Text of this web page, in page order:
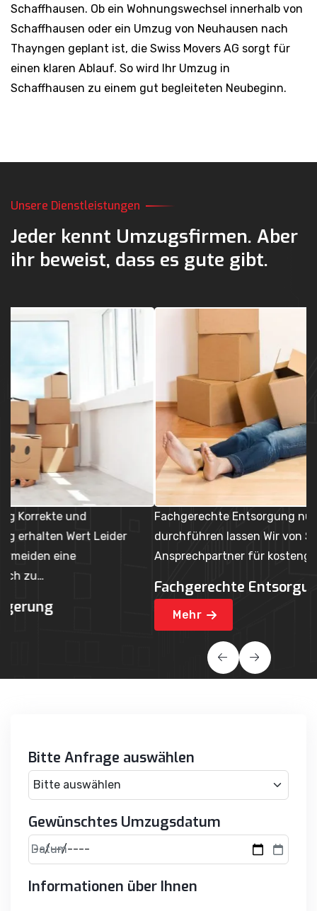
Schaffhausen. Ob ein Wohnungswechsel innerhalb von
Schaffhausen oder ein Umzug von Neuhausen nach
Thayngen geplant ist, die Swiss Movers AG sorgt für
einen klaren Ablauf. So wird Ihr Umzug in
Schaffhausen zu einem gut begleiteten Neubeginn.
Unsere Dienstleistungen
Jeder kennt Umzugsfirmen. Aber
ihr beweist, dass es gute gibt.
Fachgerechte Entsorgung nur vom Experten
durchführen lassen Wir von Swiss Movers AG sind der
Ansprechpartner für kostengünstige und…
Fachgerechte Entsorgung
Mehr
Datum